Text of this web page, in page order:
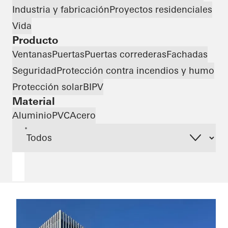
Industria y fabricaciónProyectos residenciales
Vida
Producto
VentanasPuertasPuertas correderasFachadas
SeguridadProtección contra incendios y humo
Protección solarBIPV
Material
AluminioPVCAcero
*